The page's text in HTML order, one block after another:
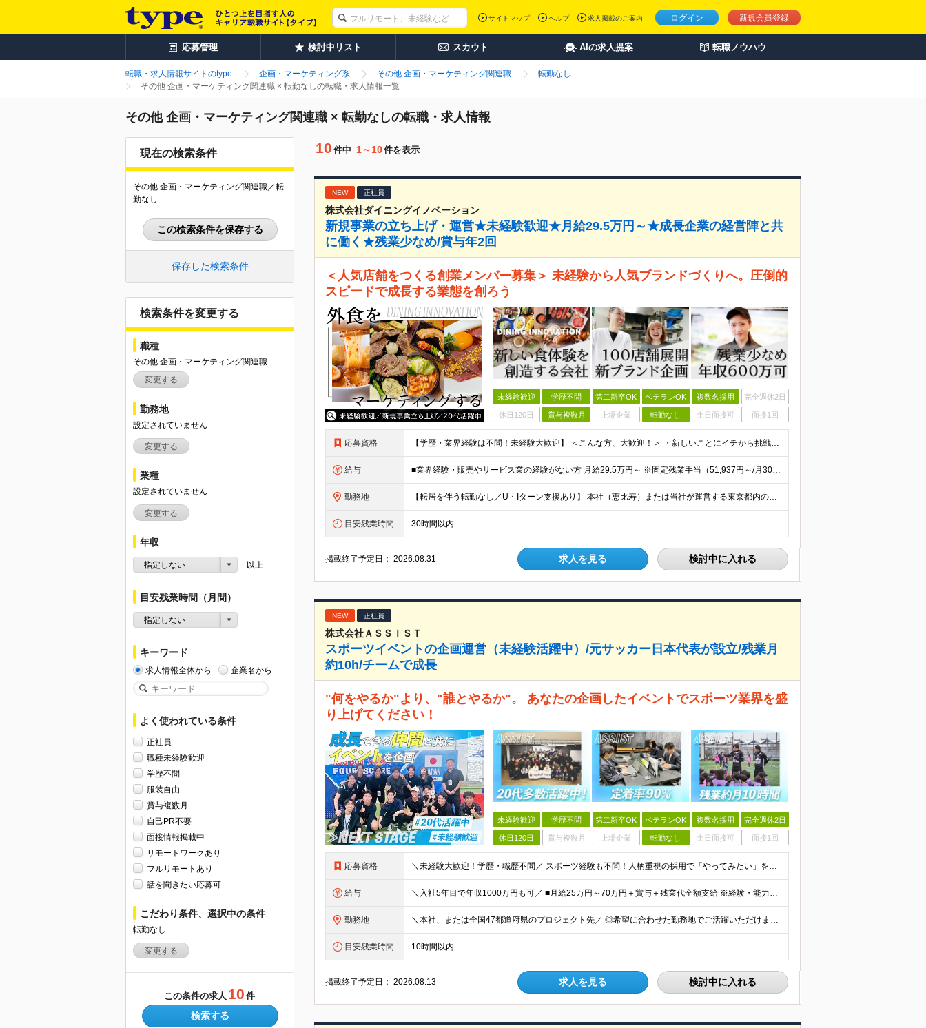
ログイン 新規会員登録
サイトマップ ヘルプ 求人掲載のご案内
応募管理 検討中リスト スカウト AIの求人提案 転職ノウハウ
転職・求人情報サイトのtype 企画・マーケティング系 その他 企画・マーケティング関連職
転勤なし
その他 企画・マーケティング関連職 × 転勤なしの転職・求人情報一覧
その他 企画・マーケティング関連職 × 転勤なしの転職・求人情報
現在の検索条件
その他 企画・マーケティング関連職／転
勤なし
この検索条件を保存する
保存した検索条件
検索条件を変更する
職種
その他 企画・マーケティング関連職
変更する
勤務地
設定されていません
変更する
業種
設定されていません
変更する
年収
指定しない 以上
目安残業時間（月間）
指定しない
キーワード
求人情報全体から 企業名から
よく使われている条件
正社員
職種未経験歓迎
学歴不問
服装自由
賞与複数月
自己PR不要
面接情報掲載中
リモートワークあり
フルリモートあり
話を聞きたい応募可
こだわり条件、選択中の条件
転勤なし
変更する
この条件の求人 10 件
検索する
10 件中 1～10件を表示
NEW 正社員
株式会社ダイニングイノベーション
新規事業の立ち上げ・運営★未経験歓迎★月給29.5万円～★成長企業の経営陣と共
に働く★残業少なめ/賞与年2回
＜人気店舗をつくる創業メンバー募集＞ 未経験から人気ブランドづくりへ。圧倒的
スピードで成長する業態を創ろう
未経験歓迎 学歴不問 第二新卒OK ベテランOK 複数名採用 完全週休2日
休日120日 賞与複数月 上場企業 転勤なし 土日面接可 面接1回
応募資格 【学歴・業界経験は不問！未経験大歓迎】 ＜こんな方、大歓迎！＞ ・新しいことにイチから挑戦し、ワクワクする熱量を味わいたい方 ・毎日同じことの繰り返しから抜け出したい方 ・新しいブランドづくりに興味
給与 ■業界経験・販売やサービス業の経験がない方 月給29.5万円～ ※固定残業手当（51,937円～/月30時間分）、固定深夜割増手当（3,463円～月10時間分） ■外食業界で店長・副店長等の経験をお
勤務地 【転居を伴う転勤なし／U・Iターン支援あり】 本社（恵比寿）または当社が運営する東京都内の直営店舗での勤務 ※配属先は経験・希望・プロジェクト内容を踏まえて決定します。 ★社宅・引越支援制度あり（
目安残業時間 30時間以内
掲載終了予定日：2026.08.31 求人を見る 検討中に入れる
NEW 正社員
株式会社ＡＳＳＩＳＴ
スポーツイベントの企画運営（未経験活躍中）/元サッカー日本代表が設立/残業月
約10h/チームで成長
"何をやるか"より、"誰とやるか"。 あなたの企画したイベントでスポーツ業界を盛
り上げてください！
未経験歓迎 学歴不問 第二新卒OK ベテランOK 複数名採用 完全週休2日
休日120日 賞与複数月 上場企業 転勤なし 土日面接可 面接1回
応募資格 ＼未経験大歓迎！学歴・職歴不問／ スポーツ経験も不問！人柄重視の採用で「やってみたい」を全力応援！ ■意欲・人柄重視の採用です！ □スポーツ経験も問いません♪ ■入社時に必要なスキル・経験は一切あ
給与 ＼入社5年目で年収1000万円も可／ ■月給25万円～70万円＋賞与＋残業代全額支給 ※経験・能力などを考慮の上、決定いたします。 ※残業代は別途全額支給いたします。 ※試用期間は6ヶ月です。その間
勤務地 ＼本社、または全国47都道府県のプロジェクト先／ ◎希望に合わせた勤務地でご活躍いただけます！ ◎引っ越しを伴う転勤はございません。 【本社】 東京都中央区銀座1-7-16 コミット銀座ビル4F
目安残業時間 10時間以内
掲載終了予定日：2026.08.13 求人を見る 検討中に入れる